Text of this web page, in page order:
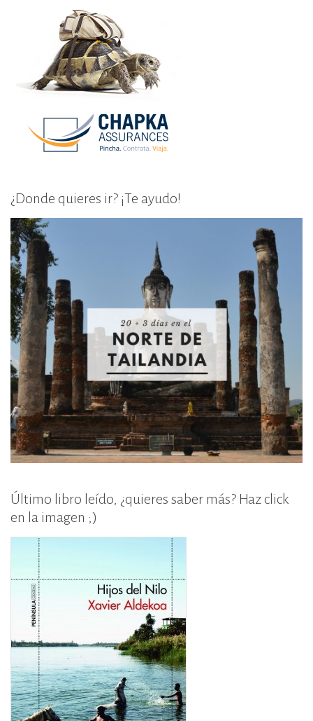
¿Donde quieres ir? ¡Te ayudo!
Último libro leído, ¿quieres saber más? Haz click
en la imagen ;)